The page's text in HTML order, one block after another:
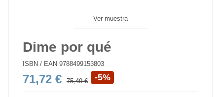
Ver muestra
Dime por qué
ISBN / EAN 9788499153803
71,72 € 75,49 € -5%